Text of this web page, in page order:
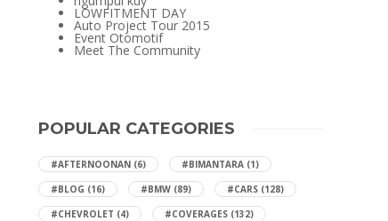
LOWFITMENT DAY
Auto Project Tour 2015
Event Otomotif
Meet The Community
POPULAR CATEGORIES
#AFTERNOONAN (6) #BIMANTARA (1)
#BLOG (16) #BMW (89) #CARS (128)
#CHEVROLET (4) #COVERAGES (132)